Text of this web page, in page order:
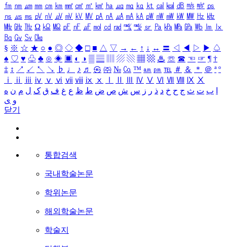
㎙ ㎚ ㎛ ㎜ ㎝ ㎞ ㎟ ㎠ ㎡ ㎢ ㏊ ㎍ ㎎ ㎏ ㏏ ㎈ ㎉ ㏈ ㎧ ㎨ ㎰
㎱ ㎲ ㎳ ㎴ ㎵ ㎶ ㎷ ㎸ ㎹ ㎀ ㎁ ㎂ ㎃ ㎄ ㎺ ㎻ ㎽ ㎾ ㎿ ㎐ ㎑
㎒ ㎓ ㎔ Ω ㏀ ㏁ ㎊ ㎋ ㎌ ㏖ ㏅ ㎭ ㎮ ㎯ ㏛ ㎩ ㎪ ㎫ ㎬ ㏝ ㏐
㏓
㏃ ㏉ ㏜ ㏆
§ ※ ☆ ★ ○ ● ◎ ◇ ◆ □ ■ △ ▽ → ← ↑ ↓ ↔ 〓 ◁ ◀ ▷ ▶ ♤
♠ ♡ ♥ ♧ ♣ ⊙ ◈ ▣ ◐ ◑ ▒ ▤ ▨ ▧ ▦ ▩ ♨ ☏ ☎ ☜ ☞ ¶ †
‡ ↕ ↗ ↙ ↖ ↘ ♭ ♩ ♪ ♬ ㉿ ㈜ № ㏇ ™ ㏂ ㏘ ℡ ＃ ＆ ＊ ＠ ª º
ⅰ
ⅱ ⅲ ⅳ ⅴ ⅵ ⅶ ⅷ ⅸ ⅹ Ⅳ Ⅴ Ⅵ Ⅶ Ⅷ Ⅸ Ⅹ
ب ت ث ج ح خ د ذ ر ز س ش ص ض ط ظ ع غ ف ق ک ل م ن ه
و ی
닫기
통합검색
국내학술논문
학위논문
해외학술논문
학술지